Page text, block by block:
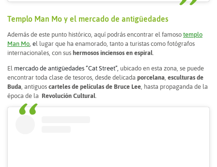
Templo Man Mo y el mercado de antigüedades
Además de este punto histórico, aquí podrás encontrar el famoso templo
Man Mo, el lugar que ha enamorado, tanto a turistas como fotógrafos
internacionales, con sus hermosos inciensos en espiral.
El mercado de antigüedades “Cat Street”, ubicado en esta zona, se puede
encontrar toda clase de tesoros, desde delicada porcelana, esculturas de
Buda, antiguos carteles de películas de Bruce Lee, hasta propaganda de la
época de la Revolución Cultural.